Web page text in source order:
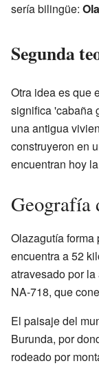
sería bilingüe:
Segunda
Otra idea es que
significa 'cabaña
una antigua
construyeron en
encuentran hoy
Geografía
Olazagutía forma
encuentra a 52
atravesado por
NA-718, que
El paisaje del
Burunda, por
rodeado por